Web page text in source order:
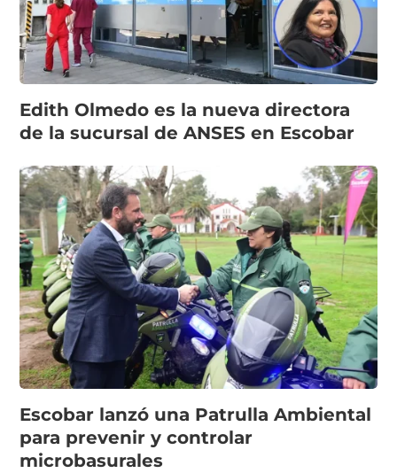
Edith Olmedo es la nueva directora
de la sucursal de ANSES en Escobar
Escobar lanzó una Patrulla Ambiental
para prevenir y controlar
microbasurales